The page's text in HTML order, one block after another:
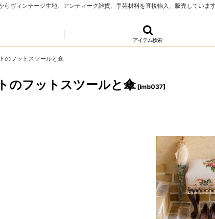
らヴィンテージ生地、アンティーク雑貨、手芸材料を直接輸入、販売していま
アイテム検索
のフットスツールと傘
のフットスツールと傘 [lmb037]